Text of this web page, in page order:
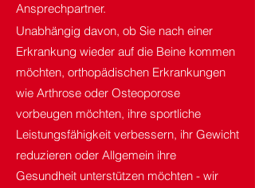
Ansprechpartner.
Unabhängig davon, ob Sie nach einer
Erkrankung wieder auf die Beine kommen
möchten, orthopädischen Erkrankungen
wie Arthrose oder Osteoporose
vorbeugen möchten, ihre sportliche
Leistungsfähigkeit verbessern, ihr Gewicht
reduzieren oder Allgemein ihre
Gesundheit unterstützen möchten - wir